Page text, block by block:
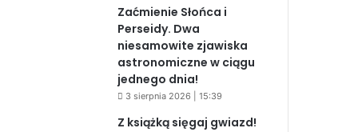
Zaćmienie Słońca i
Perseidy. Dwa
niesamowite zjawiska
astronomiczne w ciągu
jednego dnia!
3 sierpnia 2026 | 15:39
Z książką sięgaj gwiazd!